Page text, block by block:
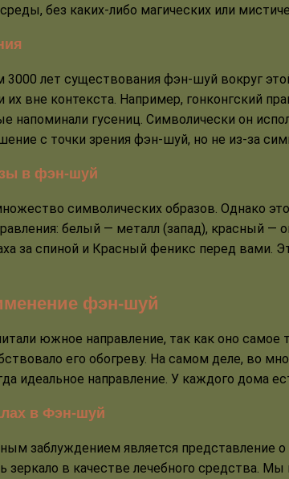
без каких-либо магических или
3000 лет существования фэн-шуй вокруг
вне контекста. Например, гонконгский
напоминали гусениц. Символически он
с точки зрения фэн-шуй, но не из-за
в фэн-шуй
символических образов. Однако
белый — металл (запад), красный
за спиной и Красный феникс перед вами.
фэн-шуй
южное направление, так как оно самое
его обогреву. На самом деле, во
идеальное направление. У каждого дома
в Фэн-шуй
заблуждением является представление
зеркало в качестве лечебного средства.